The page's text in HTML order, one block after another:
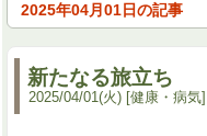
2025年04月01日の記事
新たなる旅立ち
2025/04/01(火) 健康・病気